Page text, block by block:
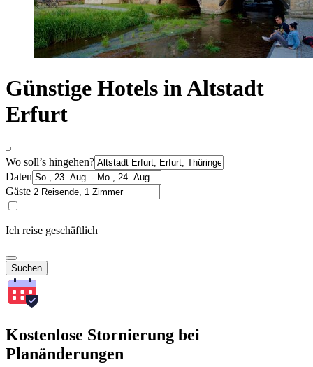
Günstige Hotels in Altstadt
Erfurt
Wo soll’s hingehen?
Daten
Gäste
Ich reise geschäftlich
Suchen
Kostenlose Stornierung bei
Planänderungen